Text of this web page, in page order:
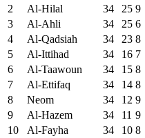
2
Al-Hilal 34 25 9
3
Al-Ahli 34 25 6
4
Al-Qadsiah 34 23 8
5
Al-Ittihad 34 16 7
6
Al-Taawoun 34 15 8
7
Al-Ettifaq 34 14 8
8
Neom 34 12 9
9
Al-Hazem 34 11 9
10
Al-Fayha 34 10 8